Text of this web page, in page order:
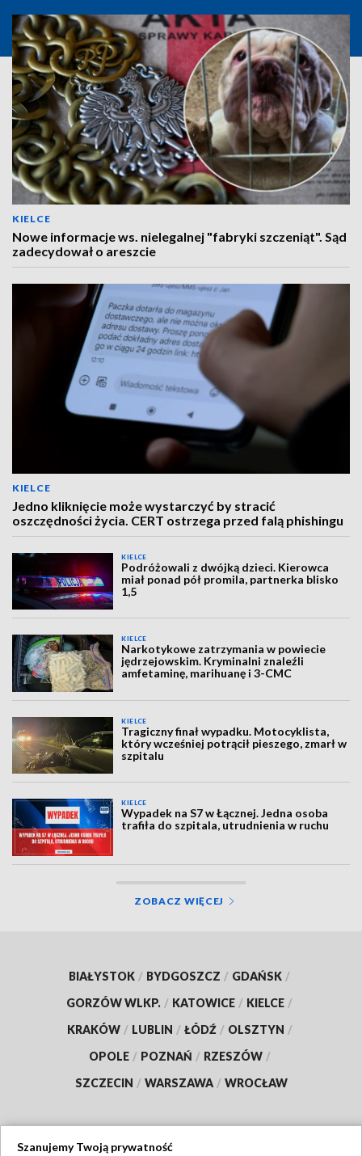
KIELCE
Nowe informacje ws. nielegalnej "fabryki szczeniąt". Sąd
zadecydował o areszcie
KIELCE
Jedno kliknięcie może wystarczyć by stracić
oszczędności życia. CERT ostrzega przed falą phishingu
KIELCE
Podróżowali z dwójką dzieci. Kierowca
miał ponad pół promila, partnerka blisko
1,5
KIELCE
Narkotykowe zatrzymania w powiecie
jędrzejowskim. Kryminalni znaleźli
amfetaminę, marihuanę i 3-CMC
KIELCE
Tragiczny finał wypadku. Motocyklista,
który wcześniej potrącił pieszego, zmarł w
szpitalu
KIELCE
Wypadek na S7 w Łącznej. Jedna osoba
trafiła do szpitala, utrudnienia w ruchu
ZOBACZ WIĘCEJ
BIAŁYSTOK / BYDGOSZCZ / GDAŃSK /
GORZÓW WLKP. / KATOWICE / KIELCE /
KRAKÓW / LUBLIN / ŁÓDŹ / OLSZTYN /
OPOLE / POZNAŃ / RZESZÓW /
SZCZECIN / WARSZAWA / WROCŁAW
Szanujemy Twoją prywatność